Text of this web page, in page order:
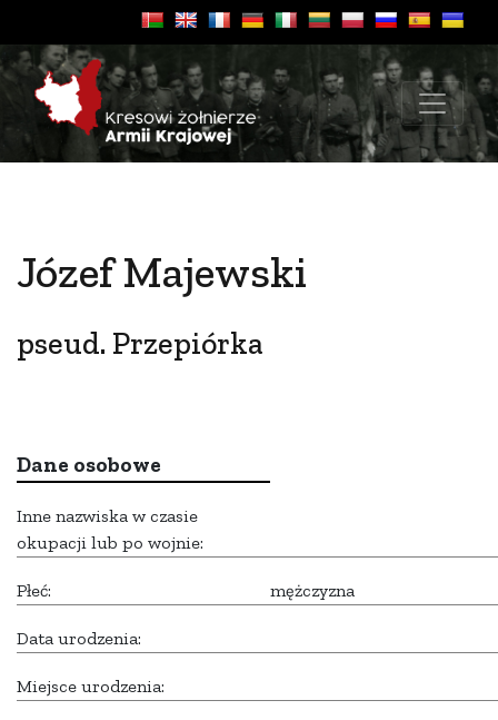
Józef Majewski
pseud. Przepiórka
Dane osobowe
Inne nazwiska w czasie
okupacji lub po wojnie:
Płeć: mężczyzna
Data urodzenia:
Miejsce urodzenia: